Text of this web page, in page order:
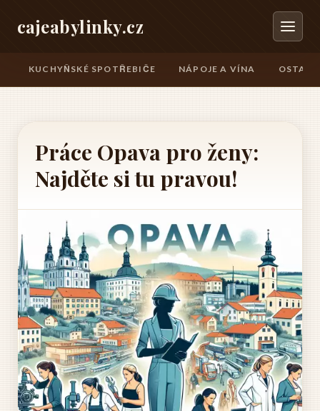
cajeabylinky.cz
KUCHYŇSKÉ SPOTŘEBIČE NÁPOJE A VÍNA
Práce Opava pro ženy:
Najděte si tu pravou!